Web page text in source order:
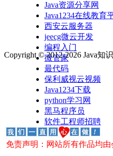
Java资源分享网
Java1234在线教育
西安云服务器
jeecg微云开发
编程入门
微管家
最代码
保利威视云视频
Java1234下载
python学习网
黑马程序员
软件工程师招聘
Copyright © 2012-2026 Java
免责声明：网站所有作品均